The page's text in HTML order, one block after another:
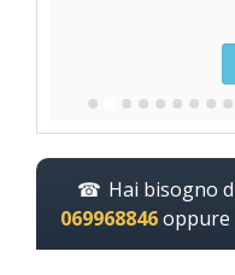
Hai bisogno
069968846oppure